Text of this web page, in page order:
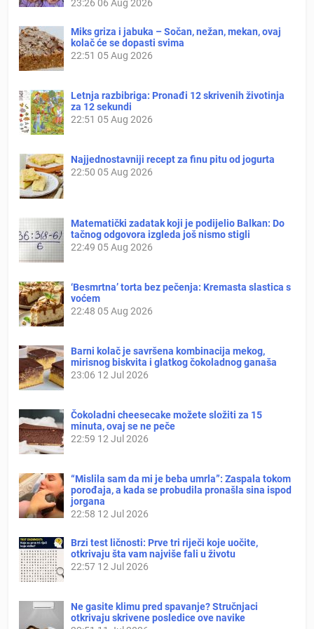
23:26 06 Aug 2026
Miks griza i jabuka – Sočan, nežan, mekan, ovaj
kolač će se dopasti svima
22:51 05 Aug 2026
Letnja razbibriga: Pronađi 12 skrivenih životinja
za 12 sekundi
22:51 05 Aug 2026
Najjednostavniji recept za finu pitu od jogurta
22:50 05 Aug 2026
Matematički zadatak koji je podijelio Balkan: Do
tačnog odgovora izgleda još nismo stigli
22:49 05 Aug 2026
‘Besmrtna’ torta bez pečenja: Kremasta slastica s
voćem
22:48 05 Aug 2026
Barni kolač je savršena kombinacija mekog,
mirisnog biskvita i glatkog čokoladnog ganaša
23:06 12 Jul 2026
Čokoladni cheesecake možete složiti za 15
minuta, ovaj se ne peče
22:59 12 Jul 2026
“Mislila sam da mi je beba umrla”: Zaspala tokom
porođaja, a kada se probudila pronašla sina ispod
jorgana
22:58 12 Jul 2026
Brzi test ličnosti: Prve tri riječi koje uočite,
otkrivaju šta vam najviše fali u životu
22:57 12 Jul 2026
Ne gasite klimu pred spavanje? Stručnjaci
otkrivaju skrivene posledice ove navike